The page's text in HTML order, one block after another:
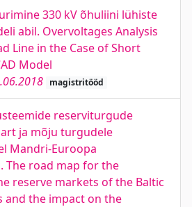
330 kV õhuliini lühiste
abil. Overvoltages Analysis
Line in the Case of Short
Model
magistritööd
reserviturgude
ja mõju turgudele
Mandri-Euroopa
The road map for the
reserve markets of the Baltic
and the impact on the